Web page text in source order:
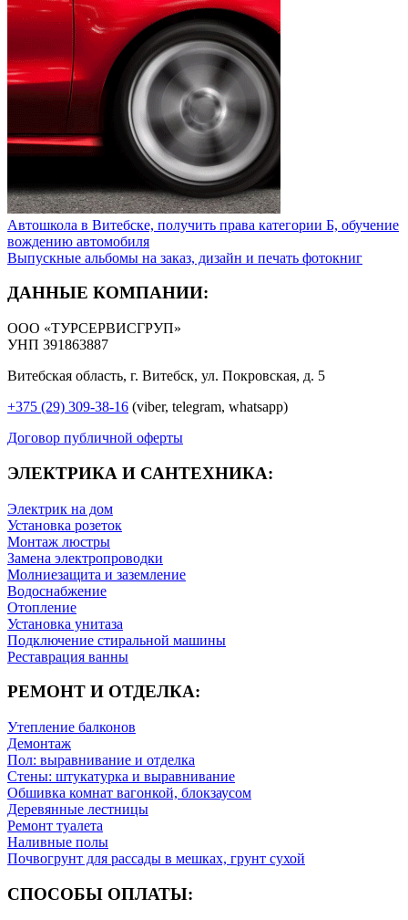
Автошкола в Витебске, получить права категории Б, обучение
вождению автомобиля
Выпускные альбомы на заказ, дизайн и печать фотокниг
ДАННЫЕ КОМПАНИИ:
ООО «ТУРСЕРВИСГРУП»
УНП 391863887
Витебская область, г. Витебск, ул. Покровская, д. 5
+375 (29) 309-38-16 (viber, telegram, whatsapp)
Договор публичной оферты
ЭЛЕКТРИКА И САНТЕХНИКА:
Электрик на дом
Установка розеток
Монтаж люстры
Замена электропроводки
Молниезащита и заземление
Водоснабжение
Отопление
Установка унитаза
Подключение стиральной машины
Реставрация ванны
РЕМОНТ И ОТДЕЛКА:
Утепление балконов
Демонтаж
Пол: выравнивание и отделка
Стены: штукатурка и выравнивание
Обшивка комнат вагонкой, блокзаусом
Деревянные лестницы
Ремонт туалета
Наливные полы
Почвогрунт для рассады в мешках, грунт сухой
СПОСОБЫ ОПЛАТЫ: